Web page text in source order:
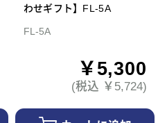
わせギフト】FL-5A
FL-5A
￥5,300
(税込 ￥5,724)